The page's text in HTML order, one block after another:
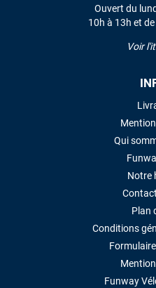
Ouvert du
10h à 13h et
Voir
Qui
Notre
Plan
Conditions
Funway